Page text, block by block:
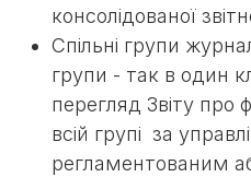
консолідованої
Спільні групи
групи - так в один
перегляд Звіту про
всій групі за
регламентованим